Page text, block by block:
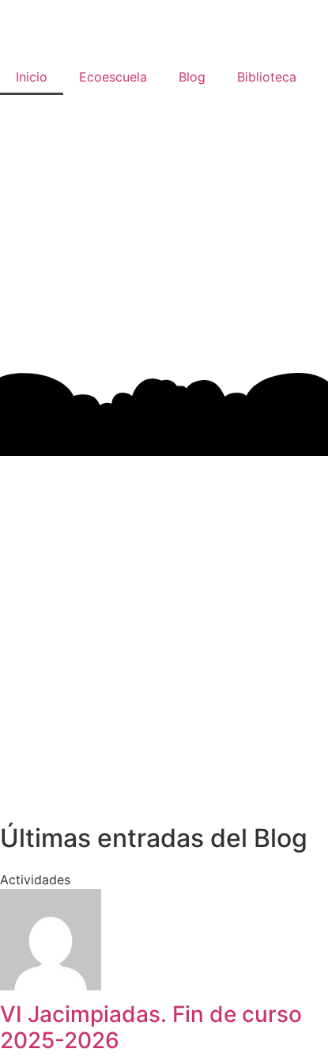
Inicio Ecoescuela Blog Biblioteca
Últimas entradas del Blog
Actividades
VI Jacimpiadas. Fin de curso
2025-2026